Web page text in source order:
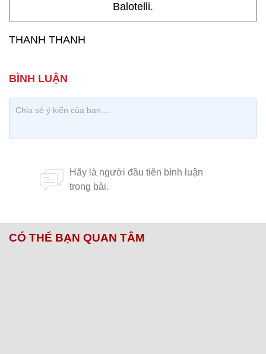
Balotelli.
THANH THANH
CÓ THỂ BẠN QUAN TÂM